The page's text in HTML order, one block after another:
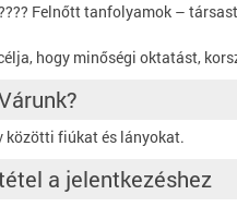
Felnőtt tanfolyamok –
hogy minőségi oktatást,
közötti fiúkat és lányokat.
a jelentkezéshez